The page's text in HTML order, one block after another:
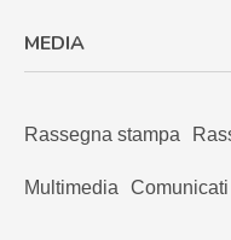
MEDIA
Rassegna stampa
Multimedia